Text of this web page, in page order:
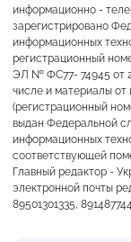
информационно -
зарегистрировано
информационных
регистрационный
ЭЛ № ФС77- 74945 от
числе и материалы от
(регистрационный
выдан Федеральной
информационных
соответствующей
Главный редактор -
электронной почты
89501301335,